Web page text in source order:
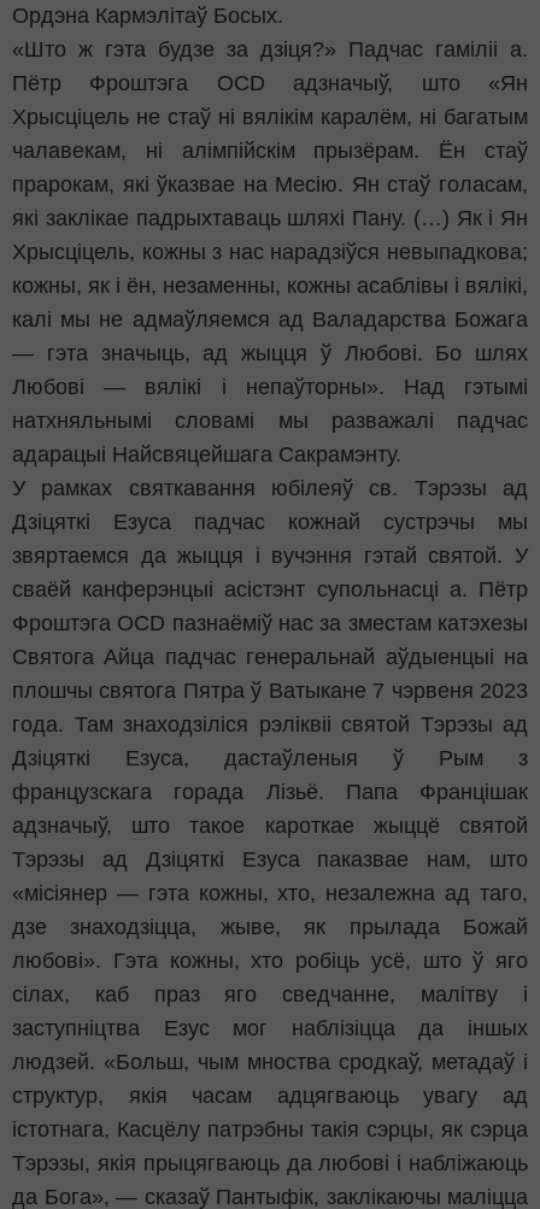
Ордэна Кармэлітаў Босых.
«Што ж гэта будзе за дзіця?» Падчас гаміліі а.
Пётр Фроштэга OCD адзначыў, што «Ян
Хрысціцель не стаў ні вялікім каралём, ні багатым
чалавекам, ні алімпійскім прызёрам. Ён стаў
прарокам, які ўказвае на Месію. Ян стаў голасам,
які заклікае падрыхтаваць шляхі Пану. (…) Як і Ян
Хрысціцель, кожны з нас нарадзіўся невыпадкова;
кожны, як і ён, незаменны, кожны асаблівы і вялікі,
калі мы не адмаўляемся ад Валадарства Божага
— гэта значыць, ад жыцця ў Любові. Бо шлях
Любові — вялікі і непаўторны». Над гэтымі
натхняльнымі словамі мы разважалі падчас
адарацыі Найсвяцейшага Сакрамэнту.
У рамках святкавання юбілеяў св. Тэрэзы ад
Дзіцяткі Езуса падчас кожнай сустрэчы мы
звяртаемся да жыцця і вучэння гэтай святой. У
сваёй канферэнцыі асістэнт супольнасці а. Пётр
Фроштэга OCD пазнаёміў нас за зместам катэхезы
Святога Айца падчас генеральнай аўдыенцыі на
плошчы святога Пятра ў Ватыкане 7 чэрвеня 2023
года. Там знаходзіліся рэліквіі святой Тэрэзы ад
Дзіцяткі Езуса, дастаўленыя ў Рым з
французскага горада Лізьё. Папа Францішак
адзначыў, што такое кароткае жыццё святой
Тэрэзы ад Дзіцяткі Езуса паказвае нам, што
«місіянер — гэта кожны, хто, незалежна ад таго,
дзе знаходзіцца, жыве, як прылада Божай
любові». Гэта кожны, хто робіць усё, што ў яго
сілах, каб праз яго сведчанне, малітву і
заступніцтва Езус мог наблізіцца да іншых
людзей. «Больш, чым мноства сродкаў, метадаў і
структур, якія часам адцягваюць увагу ад
істотнага, Касцёлу патрэбны такія сэрцы, як сэрца
Тэрэзы, якія прыцягваюць да любові і набліжаюць
да Бога», — сказаў Пантыфік, заклікаючы маліцца